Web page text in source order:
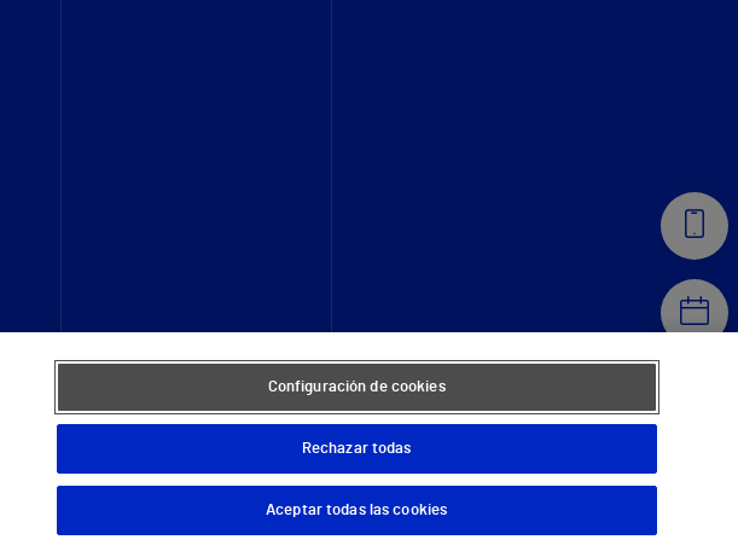
© 2026 Vithas. Todos los derechos reservados.
Configuración de cookies
Rechazar todas
Aceptar todas las cookies